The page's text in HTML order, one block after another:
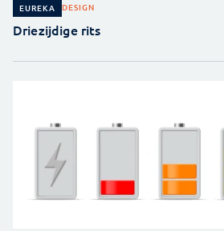
EUREKA DESIGN
Driezijdige rits